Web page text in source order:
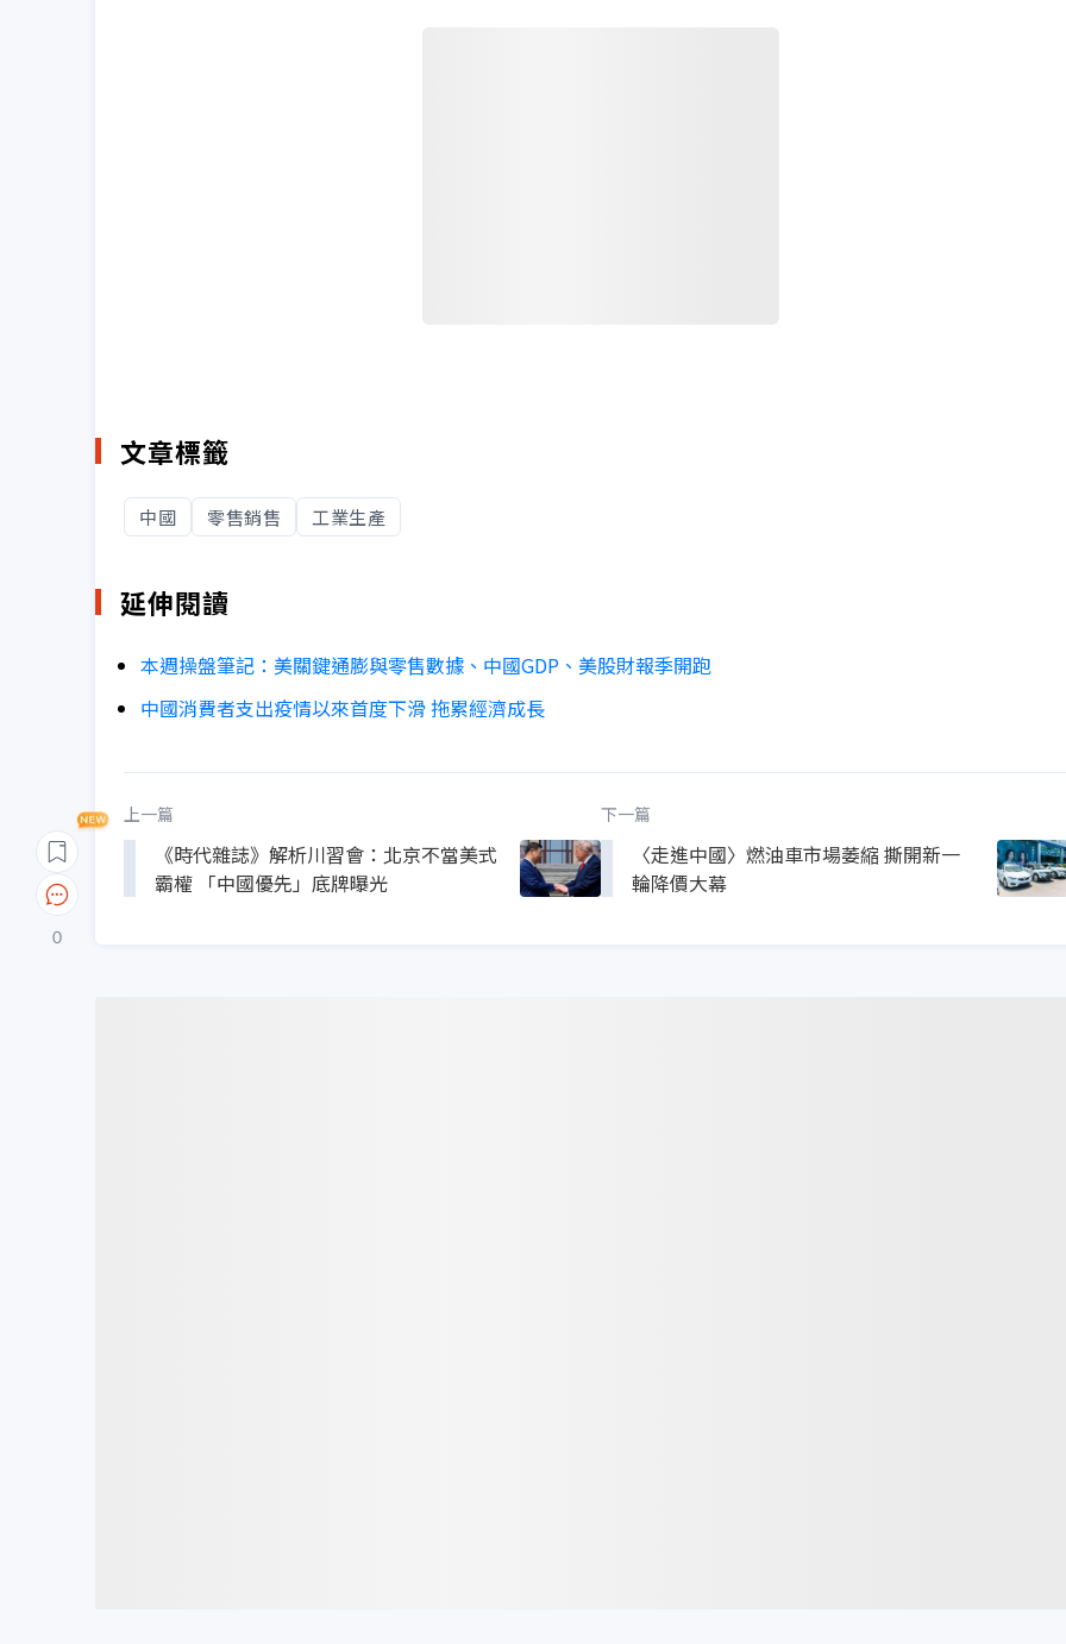
文章標籤
中國 零售銷售 工業生產
延伸閱讀
本週操盤筆記：美關鍵通膨與零售數據、中國GDP、美股財報季開跑
中國消費者支出疫情以來首度下滑 拖累經濟成長
上一篇
《時代雜誌》解析川習會：北京不當美式
霸權 「中國優先」底牌曝光
下一篇
〈走進中國〉燃油車市場萎縮 撕開新一
輪降價大幕
0